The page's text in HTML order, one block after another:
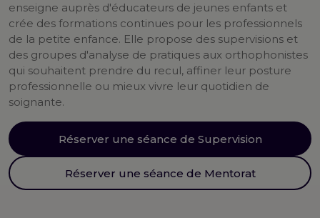
enseigne auprès d'éducateurs de jeunes enfants et
crée des formations continues pour les professionnels
de la petite enfance. Elle propose des supervisions et
des groupes d'analyse de pratiques aux orthophonistes
qui souhaitent prendre du recul, affiner leur posture
professionnelle ou mieux vivre leur quotidien de
soignante.
Réserver une séance de Supervision
Réserver une séance de Mentorat